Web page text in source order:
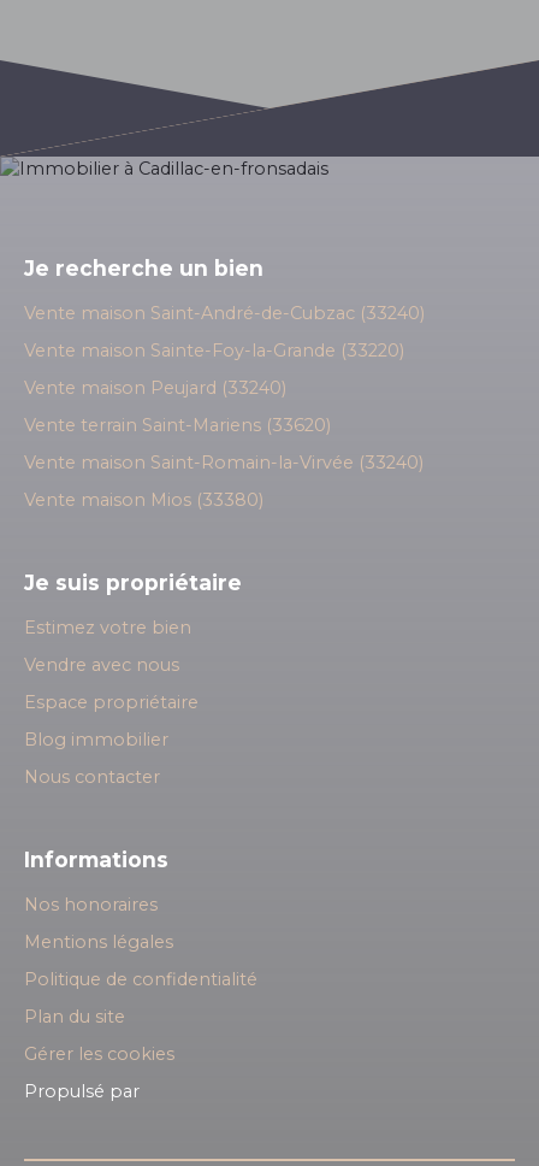
Je recherche un bien
Vente maison Saint-André-de-Cubzac (33240)
Vente maison Sainte-Foy-la-Grande (33220)
Vente maison Peujard (33240)
Vente terrain Saint-Mariens (33620)
Vente maison Saint-Romain-la-Virvée (33240)
Vente maison Mios (33380)
Je suis propriétaire
Estimez votre bien
Vendre avec nous
Espace propriétaire
Blog immobilier
Nous contacter
Informations
Nos honoraires
Mentions légales
Politique de confidentialité
Plan du site
Gérer les cookies
Propulsé par